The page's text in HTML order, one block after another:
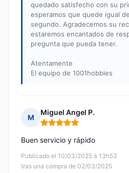
quedado satisfecho con su
esperamos que quede igual
segundo. Agradecemos su
estaremos encantados de
pregunta que pueda tener.
Atentamente
El equipo de 1001hobbies
M
Miguel Angel P.
Nota: 5 de 5
Publicado el 10/03/2025 à 13h53
tras una compra de 02/03/2025
Buen servicio y rápido